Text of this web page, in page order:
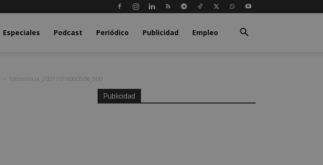
Especiales Podcast Periódico Publicidad Empleo
fotonoticia_20211016000506_500
Publicidad